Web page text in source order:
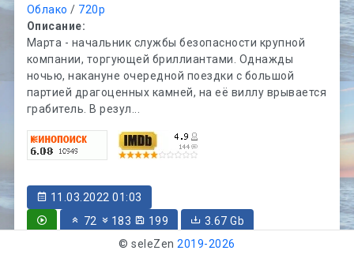
Облако / 720p
Описание:
Марта - начальник службы безопасности крупной
компании, торгующей бриллиантами. Однажды
ночью, накануне очередной поездки с большой
партией драгоценных камней, на её виллу врывается
грабитель. В резул...
11.03.2022 01:03
72
183 199
3.67 Gb
© seleZen2019-2026